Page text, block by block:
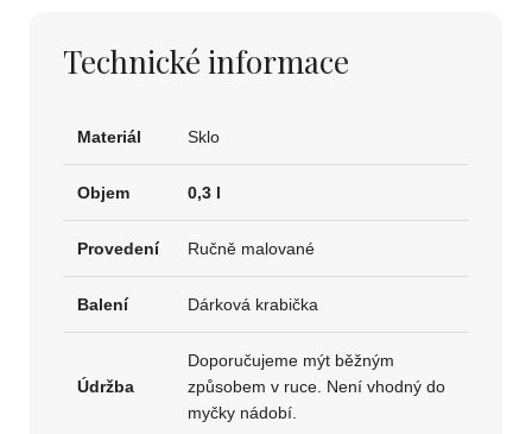
Technické informace
Materiál Sklo
Objem 0,3 l
Provedení Ručně malované
Balení Dárková krabička
Údržba
Doporučujeme mýt běžným
způsobem v ruce. Není vhodný do
myčky nádobí.